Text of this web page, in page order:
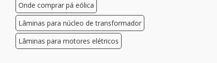
Onde comprar pá eólica
Lâminas para núcleo de transformador
Lâminas para motores elétricos